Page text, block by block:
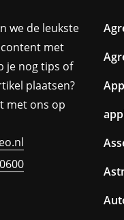
we de leukste
met
je nog tips of
plaatsen?
met ons op